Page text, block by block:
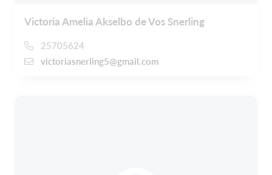
Victoria Amelia Akselbo de Vos Snerling
25705624
victoriasnerling5@gmail.com